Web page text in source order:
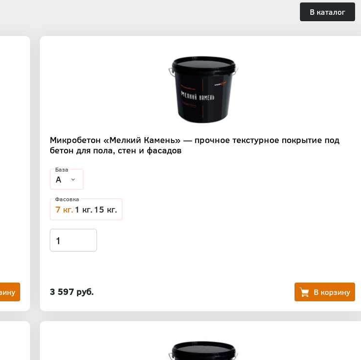
В каталог
Микробетон «Мелкий Камень» — прочное текстурное покрытие под
бетон для пола, стен и фасадов
3 597 руб.
База
Фасовка
7 кг. 1 кг. 15 кг.